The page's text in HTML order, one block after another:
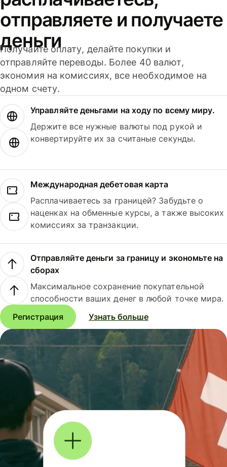
отправляете и получаете
деньги
Получайте оплату, делайте покупки и
отправляйте переводы. Более 40 валют,
экономия на комиссиях, все необходимое на
одном счету.
Управляйте деньгами на ходу по всему миру.
Держите все нужные валюты под рукой и
конвертируйте их за считаные секунды.
Международная дебетовая карта
Расплачиваетесь за границей? Забудьте о
наценках на обменные курсы, а также высоких
комиссиях за транзакции.
Отправляйте деньги за границу и экономьте на
сборах
Максимальное сохранение покупательной
способности ваших денег в любой точке мира.
Регистрация
Узнать больше